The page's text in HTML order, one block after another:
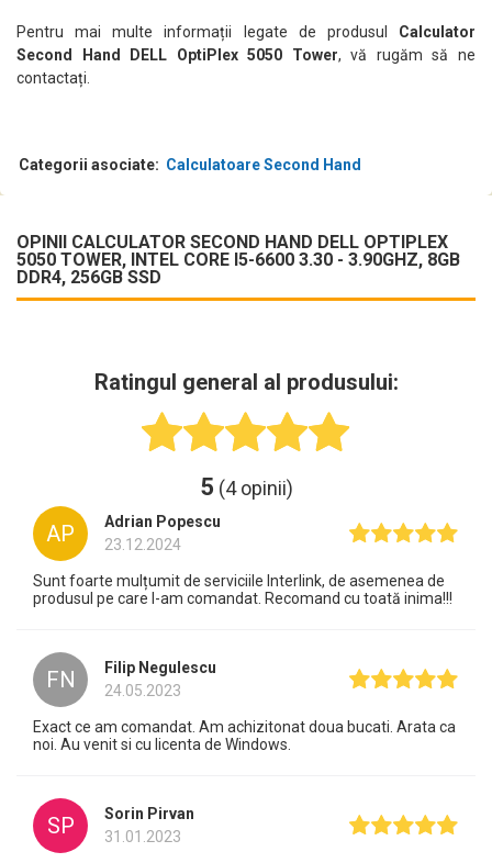
Pentru mai multe informații legate de produsul Calculator
Second Hand DELL OptiPlex 5050 Tower, vă rugăm să ne
contactați.
Categorii asociate: Calculatoare Second Hand
OPINII CALCULATOR SECOND HAND DELL OPTIPLEX
5050 TOWER, INTEL CORE I5-6600 3.30 - 3.90GHZ, 8GB
DDR4, 256GB SSD
Ratingul general al produsului:
5 (4 opinii)
AP
Adrian Popescu
23.12.2024
Sunt foarte mulțumit de serviciile Interlink, de asemenea de
produsul pe care l-am comandat. Recomand cu toată inima!!!
FN
Filip Negulescu
24.05.2023
Exact ce am comandat. Am achizitonat doua bucati. Arata ca
noi. Au venit si cu licenta de Windows.
SP
Sorin Pirvan
31.01.2023